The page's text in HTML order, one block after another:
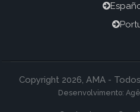
Copyright 2026, AMA -
Desenvolvimento: